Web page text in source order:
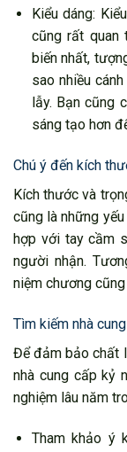
Kiểu dáng:
cũng rất quan
biến nhất,
sao nhiều
lẫy. Bạn cũng
sáng tạo hơn
Chú ý đến kích
Kích thước và
cũng là những
hợp với tay cầm
người nhận.
niệm chương
Tìm kiếm nhà
Để đảm bảo chất
nhà cung cấp kỷ
nghiệm lâu năm
Tham khảo ý